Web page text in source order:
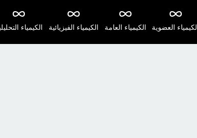
الكيمياء الكيمياء الفيزيائية الكيمياء العامة الكيمياء العضوية